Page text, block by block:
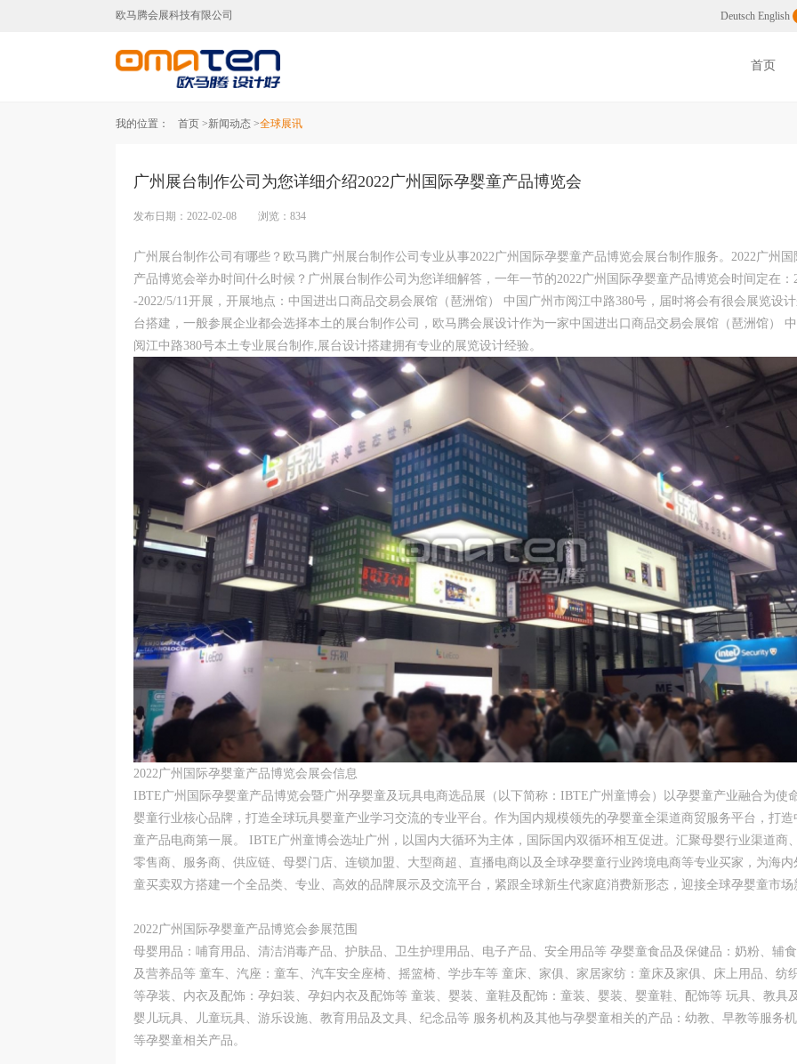
欧马腾会展科技有限公司 Deutsch English
首页
我的位置： 首页 >新闻动态 >全球展讯
广州展台制作公司为您详细介绍2022广州国际孕婴童产品博览会
发布日期：2022-02-08 浏览：834
广州展台制作公司有哪些？欧马腾广州展台制作公司专业从事2022广州国际孕婴童产品博览会展台制作服务。2022广州国
产品博览会举办时间什么时候？广州展台制作公司为您详细解答，一年一节的2022广州国际孕婴童产品博览会时间定在：
-2022/5/11开展，开展地点：中国进出口商品交易会展馆（琶洲馆） 中国广州市阅江中路380号，届时将会有很会展览设
台搭建，一般参展企业都会选择本土的展台制作公司，欧马腾会展设计作为一家中国进出口商品交易会展馆（琶洲馆）
阅江中路380号本土专业展台制作,展台设计搭建拥有专业的展览设计经验。
2022广州国际孕婴童产品博览会展会信息
IBTE广州国际孕婴童产品博览会暨广州孕婴童及玩具电商选品展（以下简称：IBTE广州童博会）以孕婴童产业融合为使
婴童行业核心品牌，打造全球玩具婴童产业学习交流的专业平台。作为国内规模领先的孕婴童全渠道商贸服务平台，打造
童产品电商第一展。 IBTE广州童博会选址广州，以国内大循环为主体，国际国内双循环相互促进。汇聚母婴行业渠道商
零售商、服务商、供应链、母婴门店、连锁加盟、大型商超、直播电商以及全球孕婴童行业跨境电商等专业买家，为海内
童买卖双方搭建一个全品类、专业、高效的品牌展示及交流平台，紧跟全球新生代家庭消费新形态，迎接全球孕婴童市场
2022广州国际孕婴童产品博览会参展范围
母婴用品：哺育用品、清洁消毒产品、护肤品、卫生护理用品、电子产品、安全用品等 孕婴童食品及保健品：奶粉、辅
及营养品等 童车、汽座：童车、汽车安全座椅、摇篮椅、学步车等 童床、家俱、家居家纺：童床及家俱、床上用品、纺
等孕装、内衣及配饰：孕妇装、孕妇内衣及配饰等 童装、婴装、童鞋及配饰：童装、婴装、婴童鞋、配饰等 玩具、教具
婴儿玩具、儿童玩具、游乐设施、教育用品及文具、纪念品等 服务机构及其他与孕婴童相关的产品：幼教、早教等服务
等孕婴童相关产品。